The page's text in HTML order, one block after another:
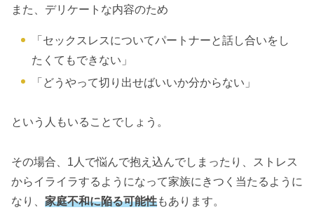
また、デリケートな内容のため
「セックスレスについてパートナーと話し合いをし
たくてもできない」
「どうやって切り出せばいいか分からない」
という人もいることでしょう。
その場合、1人で悩んで抱え込んでしまったり、ストレス
からイライラするようになって家族にきつく当たるように
なり、 家庭不和に陥る可能性もあります。